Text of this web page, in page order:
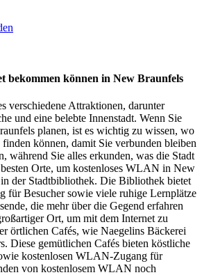
bekommen können in New Braunfels
verschiedene Attraktionen, darunter
und eine belebte Innenstadt. Wenn Sie
planen, ist es wichtig zu wissen, wo
können, damit Sie verbunden bleiben
während Sie alles erkunden, was die Stadt
Orte, um kostenloses WLAN in New
der Stadtbibliothek. Die Bibliothek bietet
für Besucher sowie viele ruhige Lernplätze
die mehr über die Gegend erfahren
Ort, um mit dem Internet zu
örtlichen Cafés, wie Naegelins Bäckerei
Diese gemütlichen Cafés bieten köstliche
kostenlosen WLAN-Zugang für
von kostenlosem WLAN noch